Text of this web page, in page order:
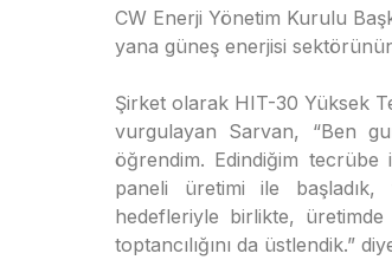
CW Enerji Yönetim Kurulu
yana güneş enerjisi
Şirket olarak HIT-30 Yüksek
vurgulayan Sarvan, “Ben
öğrendim. Edindiğim tecrübe
paneli üretimi ile başladık,
hedefleriyle birlikte,
toptancılığını da üstlendik.”